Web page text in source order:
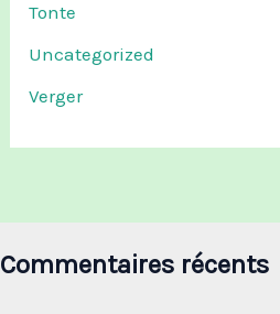
Tonte
Uncategorized
Verger
Commentaires récents